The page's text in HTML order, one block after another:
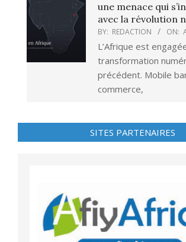
une menace qui
avec la révolution
BY: REDACTION ON:
L’Afrique est
transformation
précédent. Mobile
commerce,
SITES PARTENAIRES